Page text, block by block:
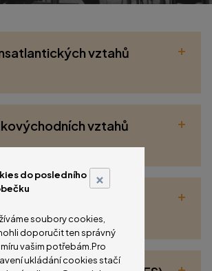
vztahů
+
vztahů
+
+
×
do posledního
soubory cookies,
doporučit ten správný
vašim potřebám.Pro
ukládání cookies stačí